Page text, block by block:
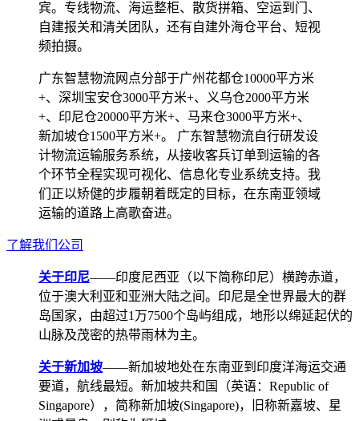
宾。专线物流、海运整柜、散货拼箱、空运到门、
自建报关和清关团队，还有自建外海仓平台、短视
频拍摄。
广东智慧物流网点分部于广州花都仓10000平方米
+、深圳宝安仓3000平方米+、义乌仓2000平方米
+、印尼仓20000平方米+、马来仓3000平方米+、
新加坡仓1500平方米+。 广东智慧物流自行研发设
计物流运输服务系统，从接收客兵订单到运输的各
个环节全程实现可视化、信息化专业系统支持。我
们正以矫健的步履朝着既定的目标，在东南亚领域
运输的道路上高歌奋进。
了解我们公司
关于印尼——印度尼西亚（以下简称印尼）横跨赤道，
位于澳大利亚和亚洲大陆之间。印尼是全世界最大的群
岛国家，由超过1万7500个岛屿组成，地形以绵延起伏的
山脉及茂密的热带雨林为主。
关于新加坡——新加坡地处在东南亚到印度洋海运交通
要道，航线最短。新加坡共和国（英语：Republic of
Singapore），简称新加坡(Singapore)，旧称新嘉坡、星